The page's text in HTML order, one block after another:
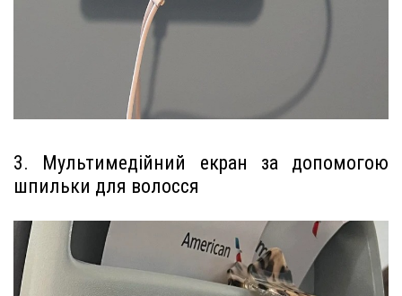
3. Мультимедійний екран за допомогою
шпильки для волосся